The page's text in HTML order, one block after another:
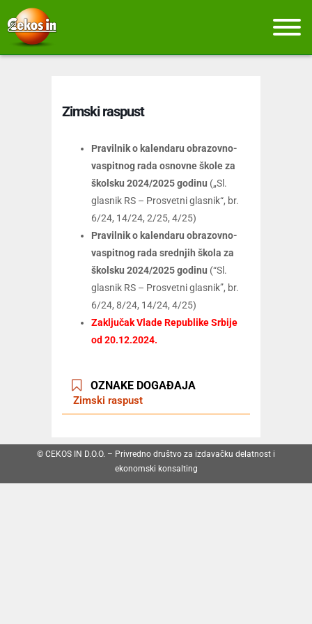
Zimski raspust
Pravilnik o kalendaru obrazovno-
vaspitnog rada osnovne škole za
školsku 2024/2025 godinu („Sl.
glasnik RS – Prosvetni glasnik“, br.
6/24, 14/24, 2/25, 4/25)
Pravilnik o kalendaru obrazovno-
vaspitnog rada srednjih škola za
školsku 2024/2025 godinu (“Sl.
glasnik RS – Prosvetni glasnik”, br.
6/24, 8/24, 14/24, 4/25)
Zaključak Vlade Republike Srbije
od 20.12.2024.
OZNAKE DOGAĐAJA
Zimski raspust
© CEKOS IN D.O.O. – Privredno društvo za izdavačku delatnost i
ekonomski konsalting